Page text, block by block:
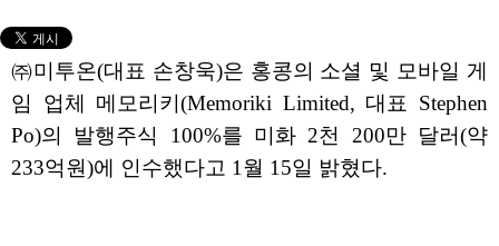
㈜미투온(대표 손창욱)은 홍콩의 소셜 및 모바일 게
임 업체 메모리키(Memoriki Limited, 대표 Stephen
Po)의 발행주식 100%를 미화 2천 200만 달러(약
233억원)에 인수했다고 1월 15일 밝혔다.